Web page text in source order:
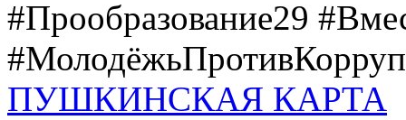
#Прообразование29
ПУШКИНСКАЯ КАРТА